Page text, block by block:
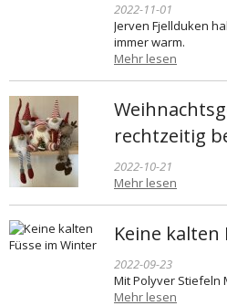
2022-11-01
Jerven Fjellduken
immer warm.
Mehr lesen
rechtzeitig
2022-10-21
Mehr lesen
Keine kalten
2022-09-23
Mit Polyver Stiefeln
Mehr lesen